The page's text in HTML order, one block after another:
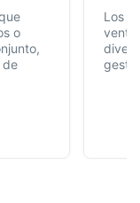
o
de
Los